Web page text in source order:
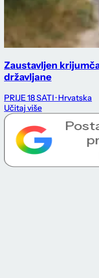
Zaustavljen
državljane
PRIJE 18 SATI · Hrvatska
Učitaj više